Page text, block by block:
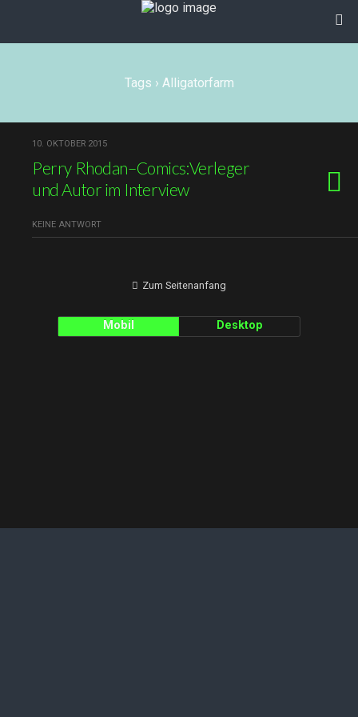
Tags › Alligatorfarm
10. OKTOBER 2015
Perry Rhodan–Comics:Verleger
und Autor im Interview
KEINE ANTWORT
Zum Seitenanfang
Mobil Desktop